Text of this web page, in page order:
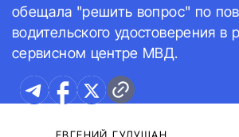
обещала "решить вопрос" по
водительского удостоверения в
сервисном центре МВД.
ЕВГЕНИЙ ГУДУЩАН